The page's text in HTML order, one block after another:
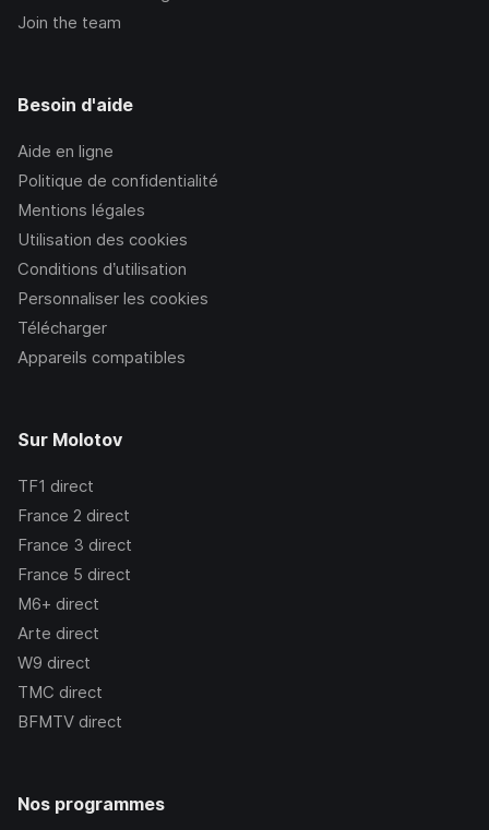
Join the team
Besoin d'aide
Aide en ligne
Politique de confidentialité
Mentions légales
Utilisation des cookies
Conditions d’utilisation
Personnaliser les cookies
Télécharger
Appareils compatibles
Sur Molotov
TF1 direct
France 2 direct
France 3 direct
France 5 direct
M6+ direct
Arte direct
W9 direct
TMC direct
BFMTV direct
Nos programmes